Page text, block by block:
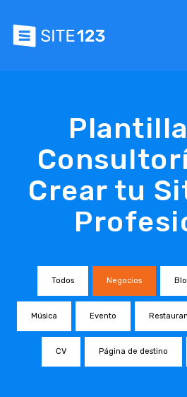
Crear tu
Todos Negocios
Música Evento
CV Página de destino